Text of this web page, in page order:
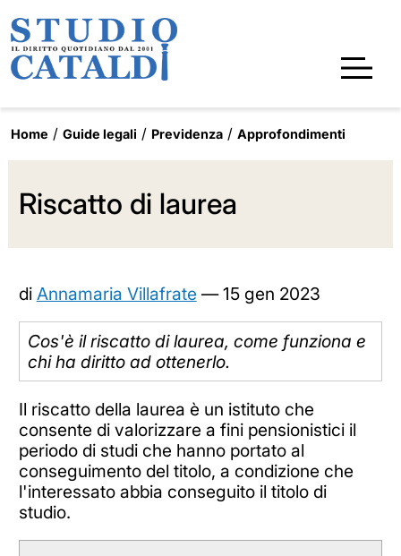
Home Guide legali Previdenza Approfondimenti
Riscatto di laurea
di Annamaria Villafrate —15 gen 2023
Cos'è il riscatto di laurea, come funziona e
chi ha diritto ad ottenerlo.
Il riscatto della laurea è un istituto che
consente di valorizzare a fini pensionistici il
periodo di studi che hanno portato al
conseguimento del titolo, a condizione che
l'interessato abbia conseguito il titolo di
studio.